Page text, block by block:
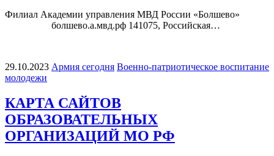
Филиал Академии управления МВД России «Болшево»
болшево.а.мвд.рф 141075, Российская…
29.10.2023 Армия сегодня Военно-патриотическое воспитание
молодежи
КАРТА САЙТОВ
ОБРАЗОВАТЕЛЬНЫХ
ОРГАНИЗАЦИЙ МО РФ